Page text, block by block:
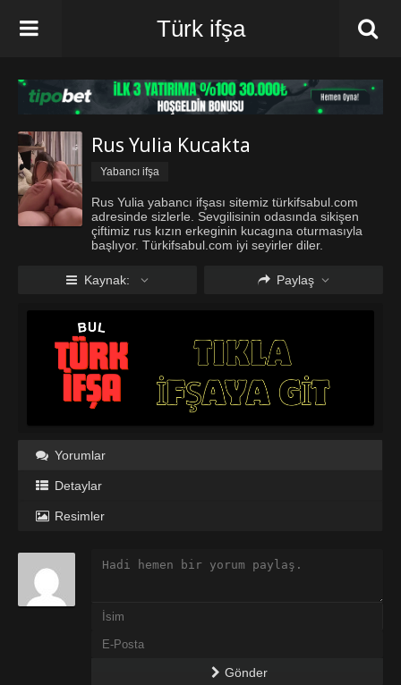
Türk ifşa
Rus Yulia Kucakta
Yabancı ifşa
Rus Yulia yabancı ifşası sitemiz türkifsabul.com
adresinde sizlerle. Sevgilisinin odasında sikişen
çiftimiz rus kızın erkeginin kucagına oturmasıyla
başlıyor. Türkifsabul.com iyi seyirler diler.
Kaynak: Paylaş
Yorumlar
Detaylar
Resimler
Gönder